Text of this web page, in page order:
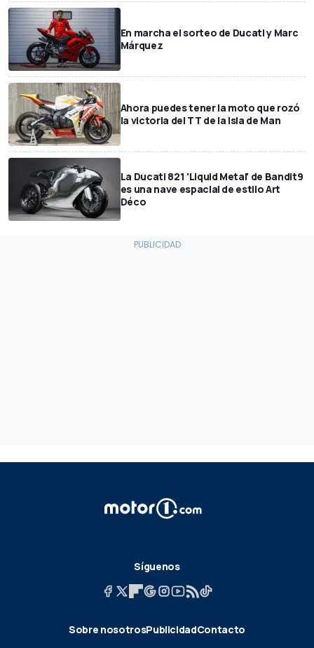
En marcha el sorteo de Ducati y Marc
Márquez
Ahora puedes tener la moto que rozó
la victoria del TT de la Isla de Man
La Ducati 821 'Liquid Metal' de Bandit9
es una nave espacial de estilo Art
Déco
Síguenos
Sobre nosotrosPublicidadContacto